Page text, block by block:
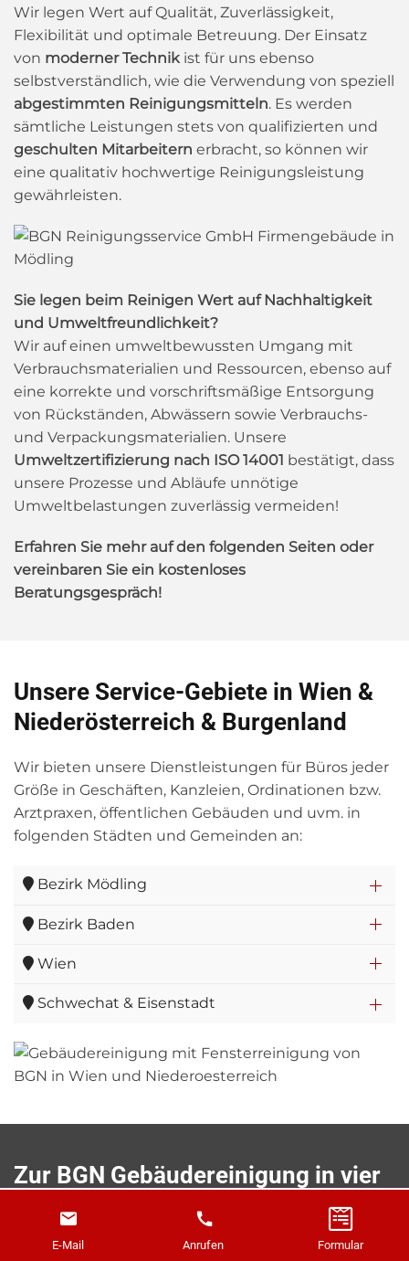
Wir legen Wert auf Qualität, Zuverlässigkeit,
Flexibilität und optimale Betreuung. Der Einsatz
von moderner Technikist für uns ebenso
selbstverständlich, wie die Verwendung von speziell
abgestimmten Reinigungsmitteln. Es werden
sämtliche Leistungen stets von qualifizierten und
geschulten Mitarbeitern erbracht, so können wir
eine qualitativ hochwertige Reinigungsleistung
gewährleisten.
Sie legen beim Reinigen Wert auf Nachhaltigkeit
und Umweltfreundlichkeit?
Wir auf einen umweltbewussten Umgang mit
Verbrauchsmaterialien und Ressourcen, ebenso auf
eine korrekte und vorschriftsmäßige Entsorgung
von Rückständen, Abwässern sowie Verbrauchs-
und Verpackungsmaterialien. Unsere
Umweltzertifizierung nach ISO 14001 bestätigt, dass
unsere Prozesse und Abläufe unnötige
Umweltbelastungen zuverlässig vermeiden!
Erfahren Sie mehr auf den folgenden Seiten oder
vereinbaren Sie ein kostenloses
Beratungsgespräch!
Unsere Service-Gebiete in Wien &
Niederösterreich & Burgenland
Wir bieten unsere Dienstleistungen für Büros jeder
Größe in Geschäften, Kanzleien, Ordinationen bzw.
Arztpraxen, öffentlichen Gebäuden und uvm. in
folgenden Städten und Gemeinden an:
Bezirk Mödling
Bezirk Baden
Wien
Schwechat & Eisenstadt
Zur BGN Gebäudereinigung in vier
Schritten!